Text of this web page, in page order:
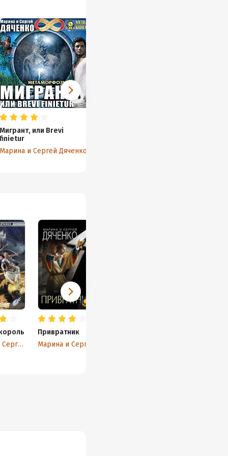
Марина и Сергей Дяченко
Привратник
Мигрант, или Brevi
finietur
Марина и Сергей Дяченко